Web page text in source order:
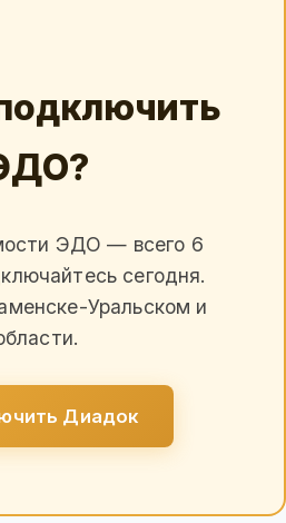
ЭДО — всего 6
сегодня.
Уральском и
Диадок